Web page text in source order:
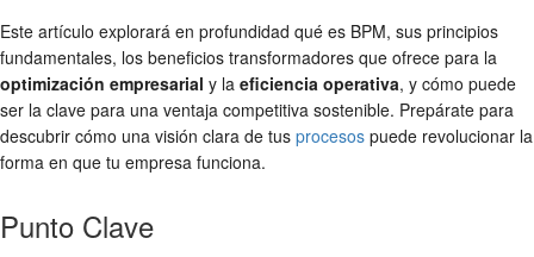
Este artículo explorará en profundidad qué es BPM, sus principios
fundamentales, los beneficios transformadores que ofrece para la
optimización empresarial y la eficiencia operativa, y cómo puede
ser la clave para una ventaja competitiva sostenible. Prepárate para
descubrir cómo una visión clara de tus procesos puede revolucionar la
forma en que tu empresa funciona.
Punto Clave